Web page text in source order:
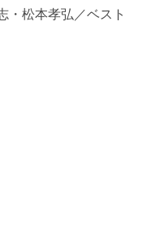
・松本孝弘／ベスト